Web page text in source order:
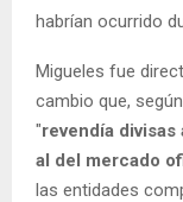
habrían ocurrido
Migueles fue
cambio que,
"revendía
al del mercado
las entidades